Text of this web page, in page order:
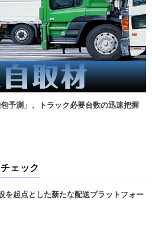
予測」、トラック必要台数の迅速把握
ェック
起点とした新たな配送プラットフォー